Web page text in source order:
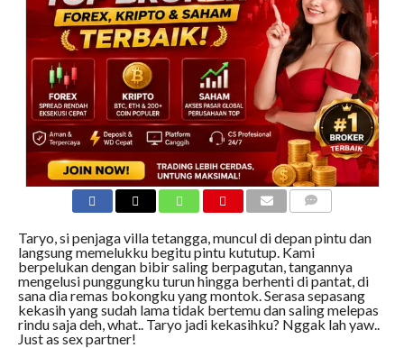
Taryo, si penjaga villa tetangga, muncul di depan pintu dan
langsung memelukku begitu pintu kututup. Kami
berpelukan dengan bibir saling berpagutan, tangannya
mengelusi punggungku turun hingga berhenti di pantat, di
sana dia remas bokongku yang montok. Serasa sepasang
kekasih yang sudah lama tidak bertemu dan saling melepas
rindu saja deh, what.. Taryo jadi kekasihku? Nggak lah yaw..
Just as sex partner!